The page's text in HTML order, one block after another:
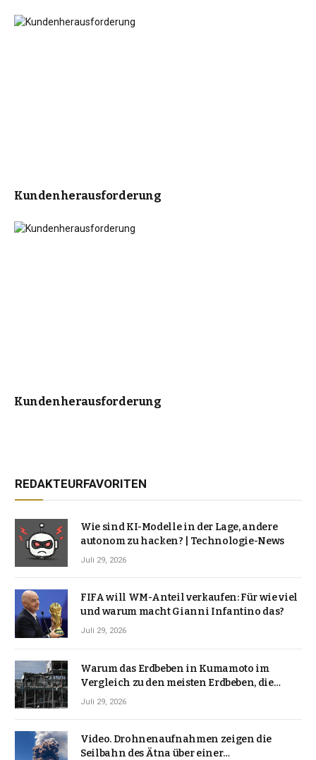
Kundenherausforderung
Kundenherausforderung
REDAKTEURFAVORITEN
Wie sind KI-Modelle in der Lage, andere
autonom zu hacken? | Technologie-News
Juli 29, 2026
FIFA will WM-Anteil verkaufen: Für wie viel
und warum macht Gianni Infantino das?
Juli 29, 2026
Warum das Erdbeben in Kumamoto im
Vergleich zu den meisten Erdbeben, die
Japan erschütterten, ungewöhnlich ist
Juli 29, 2026
Video. Drohnenaufnahmen zeigen die
Seilbahn des Ätna über einer